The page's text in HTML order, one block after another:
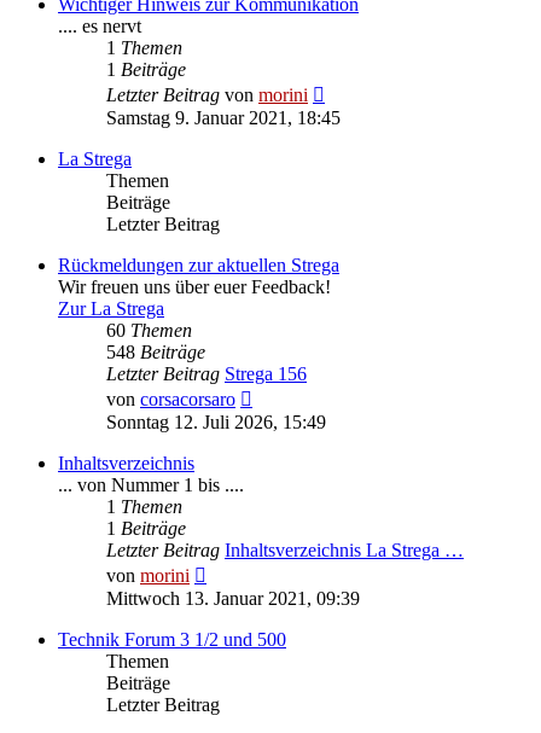
.... es nervt
1 Themen
1 Beiträge
Letzter Beitrag von morini
Beitrag
Samstag 9. Januar 2021, 18:45
La Strega
Themen
Beiträge
Letzter Beitrag
Rückmeldungen zur aktuellen Strega
Wir freuen uns über euer Feedback!
Zur La Strega
60 Themen
548 Beiträge
Letzter Beitrag Strega 156
von corsacorsaro
Beitrag
Sonntag 12. Juli 2026, 15:49
Inhaltsverzeichnis
... von Nummer 1 bis ....
1 Themen
1 Beiträge
Letzter Beitrag Inhaltsverzeichnis La Strega …
von morini
Beitrag
Mittwoch 13. Januar 2021, 09:39
Technik Forum 3 1/2 und 500
Themen
Beiträge
Letzter Beitrag